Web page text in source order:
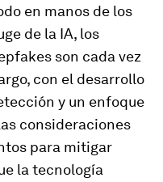
en manos de los
de la IA, los
son cada vez
con el desarrollo
y un enfoque
consideraciones
para mitigar
la tecnología